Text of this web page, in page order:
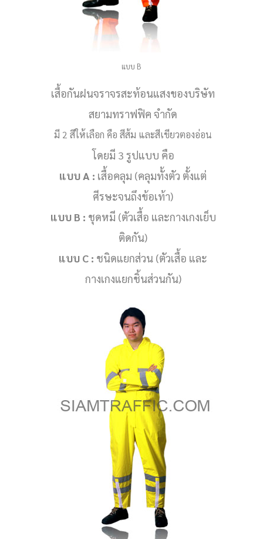
แบบ B
เสื้อกันฝนจราจรสะท้อนแสงของบริษัท
สยามทราฟฟิค จำกัด
มี 2 สีให้เลือก คือ สีส้ม และสีเขียวตองอ่อน
โดยมี 3 รูปแบบ คือ
แบบ A : เสื้อคลุม (คลุมทั้งตัว ตั้งแต่
ศีรษะจนถึงข้อเท้า)
แบบ B : ชุดหมี (ตัวเสื้อ และกางเกงเย็บ
ติดกัน)
แบบ C : ชนิดแยกส่วน (ตัวเสื้อ และ
กางเกงแยกชิ้นส่วนกัน)